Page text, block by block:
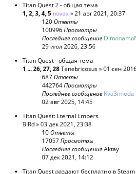
Titan Quest 2 - общая тема
1,2,3,4,5 novax» 21 авг 2021, 20:37
120Ответы
100996Просмотры
Последнее сообщение
29 июл 2026, 23:56
Titan Quest - общая тема
1 ...26,27,28Tenebricosus» 01 сен
687Ответы
442764Просмотры
Последнее сообщение Kva3imoda
02 авг 2025, 14:45
Titan Quest: Eternal Embers
BiRd» 03 дек 2021, 23:38
10Ответы
17057Просмотры
Последнее сообщениеAktay
07 дек 2021, 14:12
Titan Quest раздают бесплатно в Steam